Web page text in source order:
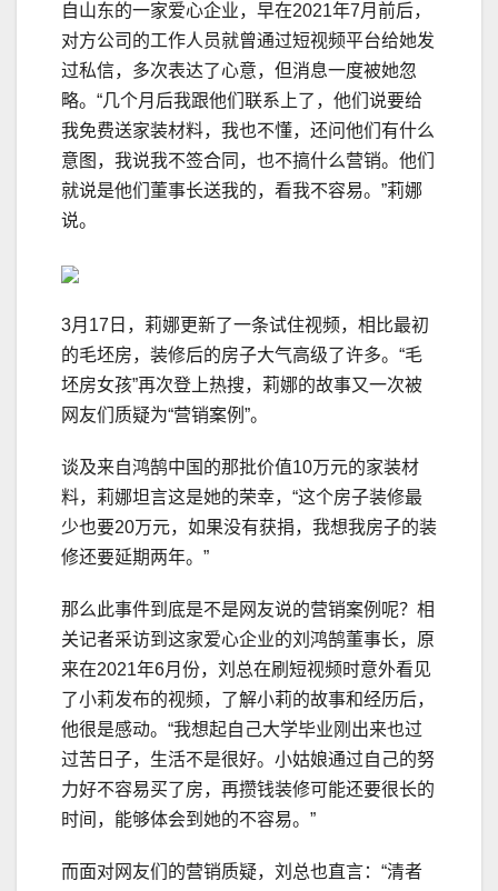
自山东的一家爱心企业，早在2021年7月前后，
对方公司的工作人员就曾通过短视频平台给她发
过私信，多次表达了心意，但消息一度被她忽
略。“几个月后我跟他们联系上了，他们说要给
我免费送家装材料，我也不懂，还问他们有什么
意图，我说我不签合同，也不搞什么营销。他们
就说是他们董事长送我的，看我不容易。”莉娜
说。
3月17日，莉娜更新了一条试住视频，相比最初
的毛坯房，装修后的房子大气高级了许多。“毛
坯房女孩”再次登上热搜，莉娜的故事又一次被
网友们质疑为“营销案例”。
谈及来自鸿鹄中国的那批价值10万元的家装材
料，莉娜坦言这是她的荣幸，“这个房子装修最
少也要20万元，如果没有获捐，我想我房子的装
修还要延期两年。”
那么此事件到底是不是网友说的营销案例呢？相
关记者采访到这家爱心企业的刘鸿鹄董事长，原
来在2021年6月份，刘总在刷短视频时意外看见
了小莉发布的视频，了解小莉的故事和经历后，
他很是感动。“我想起自己大学毕业刚出来也过
过苦日子，生活不是很好。小姑娘通过自己的努
力好不容易买了房，再攒钱装修可能还要很长的
时间，能够体会到她的不容易。”
而面对网友们的营销质疑，刘总也直言：“清者